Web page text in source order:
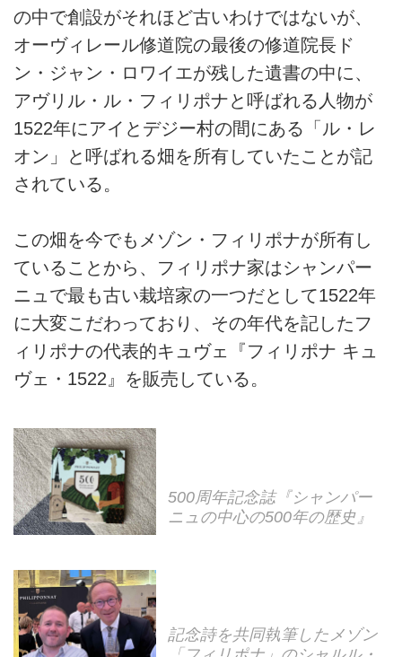
の中で創設がそれほど古いわけではないが、
オーヴィレール修道院の最後の修道院長ド
ン・ジャン・ロワイエが残した遺書の中に、
アヴリル・ル・フィリポナと呼ばれる人物が
1522年にアイとデジー村の間にある「ル・レ
オン」と呼ばれる畑を所有していたことが記
されている。
この畑を今でもメゾン・フィリポナが所有し
ていることから、フィリポナ家はシャンパー
ニュで最も古い栽培家の一つだとして1522年
に大変こだわっており、その年代を記したフ
ィリポナの代表的キュヴェ『フィリポナ キュ
ヴェ・1522』を販売している。
500周年記念誌『シャンパー
ニュの中心の500年の歴史』
記念詩を共同執筆したメゾン